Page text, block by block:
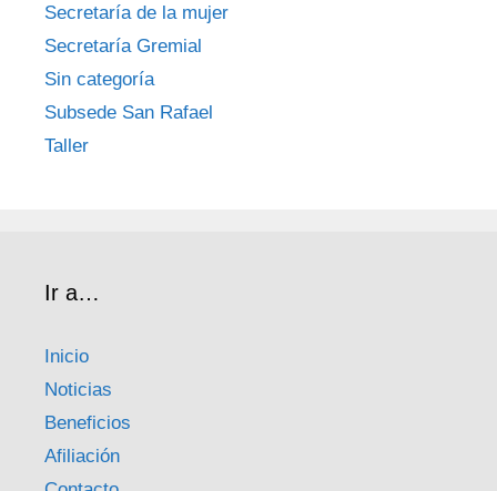
Secretaría de la mujer
Secretaría Gremial
Sin categoría
Subsede San Rafael
Taller
Ir a…
Inicio
Noticias
Beneficios
Afiliación